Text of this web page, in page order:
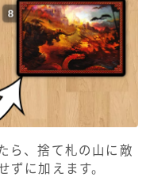
ら、捨て札の山に敵
ずに加えます。